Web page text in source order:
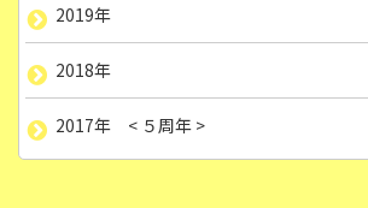
2019年
2018年
2017年 < ５周年 >